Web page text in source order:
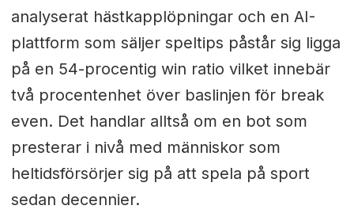
analyserat hästkapplöpningar och en AI-
plattform som säljer speltips påstår sig ligga
på en 54-procentig win ratio vilket innebär
två procentenhet över baslinjen för break
even. Det handlar alltså om en bot som
presterar i nivå med människor som
heltidsförsörjer sig på att spela på sport
sedan decennier.